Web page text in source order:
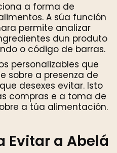
a forma de
A súa función
permite analizar
dun produto
o código de barras.
personalizables que
sobre a presenza de
desexes evitar. Isto
compras e a toma de
a túa alimentación.
Evitar a Abelá